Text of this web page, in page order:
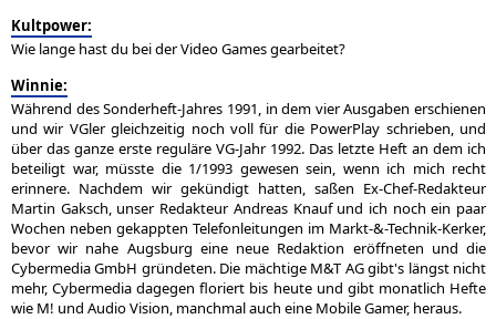
Kultpower:
Wie lange hast du bei der Video Games gearbeitet?
Winnie:
Während des Sonderheft-Jahres 1991, in dem vier Ausgaben erschienen
und wir VGler gleichzeitig noch voll für die PowerPlay schrieben, und
über das ganze erste reguläre VG-Jahr 1992. Das letzte Heft an dem ich
beteiligt war, müsste die 1/1993 gewesen sein, wenn ich mich recht
erinnere. Nachdem wir gekündigt hatten, saßen Ex-Chef-Redakteur
Martin Gaksch, unser Redakteur Andreas Knauf und ich noch ein paar
Wochen neben gekappten Telefonleitungen im Markt-&-Technik-Kerker,
bevor wir nahe Augsburg eine neue Redaktion eröffneten und die
Cybermedia GmbH gründeten. Die mächtige M&T AG gibt's längst nicht
mehr, Cybermedia dagegen floriert bis heute und gibt monatlich Hefte
wie M! und Audio Vision, manchmal auch eine Mobile Gamer, heraus.